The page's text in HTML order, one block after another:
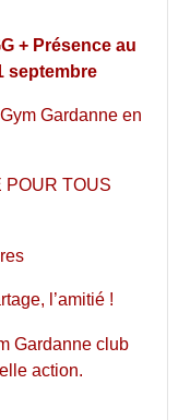
+ Présence au
septembre
Gardanne en
POUR TOUS
l’amitié !
Gardanne club
action.